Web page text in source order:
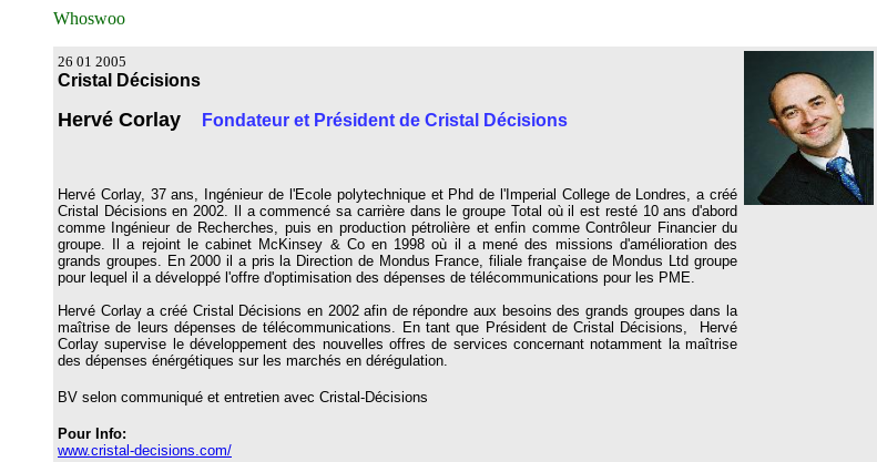
Whoswoo
26 01 2005
Cristal Décisions
Hervé Corlay Fondateur et Président de Cristal Décisions
Hervé Corlay, 37 ans, Ingénieur de l'Ecole polytechnique et Phd de l'Imperial College de Londres, a créé
Cristal Décisions en 2002. Il a commencé sa carrière dans le groupe Total où il est resté 10 ans d'abord
comme Ingénieur de Recherches, puis en production pétrolière et enfin comme Contrôleur Financier du
groupe. Il a rejoint le cabinet McKinsey & Co en 1998 où il a mené des missions d'amélioration des
grands groupes. En 2000 il a pris la Direction de Mondus France, filiale française de Mondus Ltd groupe
pour lequel il a développé l'offre d'optimisation des dépenses de télécommunications pour les PME.
Hervé Corlay a créé Cristal Décisions en 2002 afin de répondre aux besoins des grands groupes dans la
maîtrise de leurs dépenses de télécommunications. En tant que Président de Cristal Décisions, Hervé
Corlay supervise le développement des nouvelles offres de services concernant notamment la maîtrise
des dépenses énérgétiques sur les marchés en dérégulation.
BV selon communiqué et entretien avec Cristal-Décisions
Pour Info:
www.cristal-decisions.com/